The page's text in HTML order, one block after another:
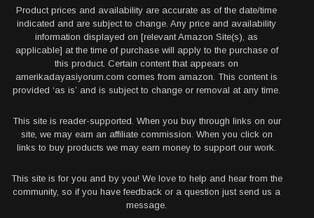
Product prices and availability are accurate as of the date/time
indicated and are subject to change. Any price and availability
information displayed on [relevant Amazon Site(s), as
applicable] at the time of purchase will apply to the purchase of
this product. Certain content that appears on
amerikadayasiyorum.com comes from amazon. This content is
provided ‘as is’ and is subject to change or removal at any time.
This site is reader-supported. When you buy through links on our
site, we may earn an affiliate commission. When you click on
links to buy products we may earn money to support our work.
This site is for you and by you! We love to help and hear from the
community, so if you have feedback or a question just send us a
message.